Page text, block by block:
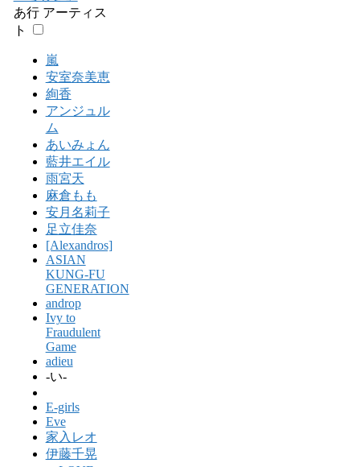
あ行 アーティス
ト
嵐
安室奈美恵
絢香
アンジュル
ム
あいみょん
藍井エイル
雨宮天
麻倉もも
安月名莉子
足立佳奈
[Alexandros]
ASIAN
KUNG-FU
GENERATION
androp
Ivy to
Fraudulent
Game
adieu
-い-
E-girls
Eve
家入レオ
伊藤千晃